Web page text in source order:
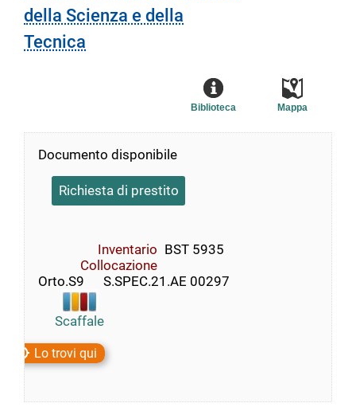
della Scienza e della
Tecnica
Mappa
Biblioteca
Documento disponibile
Richiesta di prestito
Inventario BST 5935
Collocazione
Orto.S9      S.SPEC.21.AE 00297
Scaffale
Lo trovi qui